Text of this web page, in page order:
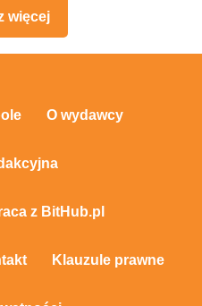
więcej
O wydawcy
z BitHub.pl
Klauzule prawne